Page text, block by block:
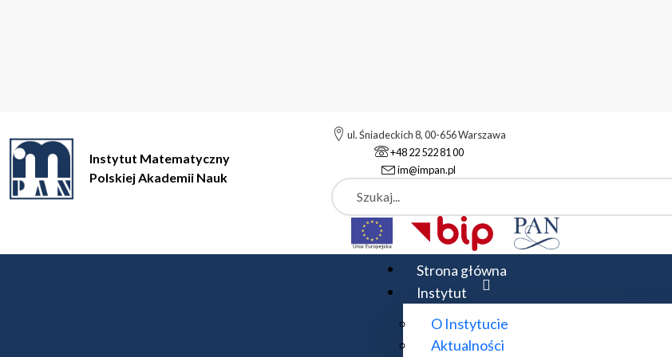
Instytut Matematyczny
Polskiej Akademii Nauk
ul. Śniadeckich 8, 00-656 Warszawa
+48 22 522 81 00
im@impan.pl
Szukaj
Strona główna
Instytut
O Instytucie
Aktualności
Instytut Matematyczny Polskiej Akademii Nauk Metody Matematyczne Techniki
Metody Matematyczne Techniki